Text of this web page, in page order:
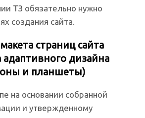
ТЗ обязательно нужно
создания сайта.
страниц сайта
адаптивного дизайна
и планшеты)
на основании собранной
и утвержденному